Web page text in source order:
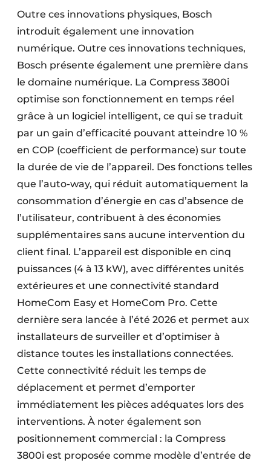
Outre ces innovations physiques, Bosch
introduit également une innovation
numérique. Outre ces innovations techniques,
Bosch présente également une première dans
le domaine numérique. La Compress 3800i
optimise son fonctionnement en temps réel
grâce à un logiciel intelligent, ce qui se traduit
par un gain d’efficacité pouvant atteindre 10 %
en COP (coefficient de performance) sur toute
la durée de vie de l’appareil. Des fonctions telles
que l’auto-way, qui réduit automatiquement la
consommation d’énergie en cas d’absence de
l’utilisateur, contribuent à des économies
supplémentaires sans aucune intervention du
client final. L’appareil est disponible en cinq
puissances (4 à 13 kW), avec différentes unités
extérieures et une connectivité standard
HomeCom Easy et HomeCom Pro. Cette
dernière sera lancée à l’été 2026 et permet aux
installateurs de surveiller et d’optimiser à
distance toutes les installations connectées.
Cette connectivité réduit les temps de
déplacement et permet d’emporter
immédiatement les pièces adéquates lors des
interventions. À noter également son
positionnement commercial : la Compress
3800i est proposée comme modèle d’entrée de